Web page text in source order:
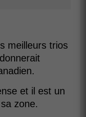
meilleurs trios
et il est un
zone.